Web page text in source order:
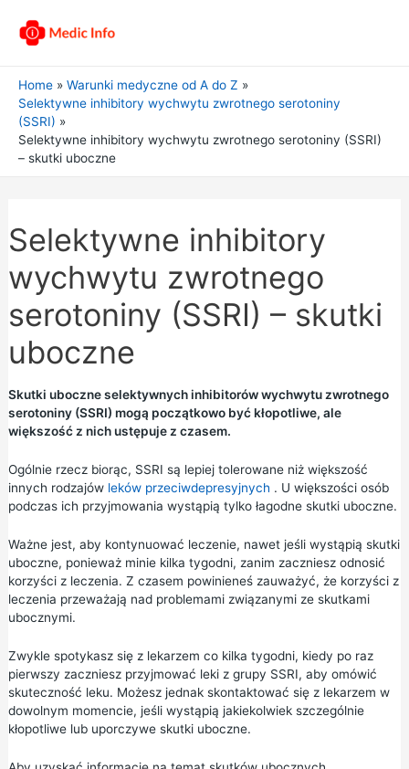
Home
Warunki medyczne od A do Z
Selektywne inhibitory wychwytu zwrotnego serotoniny
(SSRI)
Selektywne inhibitory wychwytu zwrotnego serotoniny (SSRI)
– skutki uboczne
Selektywne inhibitory
wychwytu zwrotnego
serotoniny (SSRI) – skutki
uboczne
Skutki uboczne selektywnych inhibitorów wychwytu zwrotnego
serotoniny (SSRI) mogą początkowo być kłopotliwe, ale
większość z nich ustępuje z czasem.
Ogólnie rzecz biorąc, SSRI są lepiej tolerowane niż większość
innych rodzajów leków przeciwdepresyjnych . U większości osób
podczas ich przyjmowania wystąpią tylko łagodne skutki uboczne.
Ważne jest, aby kontynuować leczenie, nawet jeśli wystąpią skutki
uboczne, ponieważ minie kilka tygodni, zanim zaczniesz odnosić
korzyści z leczenia. Z czasem powinieneś zauważyć, że korzyści z
leczenia przeważają nad problemami związanymi ze skutkami
ubocznymi.
Zwykle spotykasz się z lekarzem co kilka tygodni, kiedy po raz
pierwszy zaczniesz przyjmować leki z grupy SSRI, aby omówić
skuteczność leku. Możesz jednak skontaktować się z lekarzem w
dowolnym momencie, jeśli wystąpią jakiekolwiek szczególnie
kłopotliwe lub uporczywe skutki uboczne.